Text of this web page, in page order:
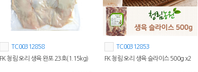
TC00312858
FK 청림 오리 생육 완포 23호(1.15kg)
TC00312853
FK 청림 오리 생육 슬라이스 500g x2